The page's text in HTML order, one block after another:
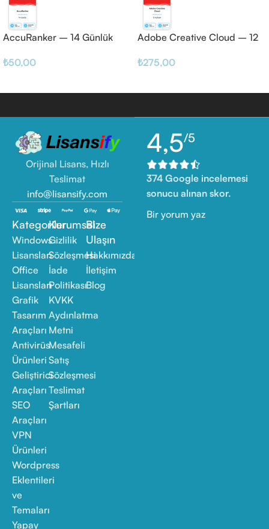
AccuRanker – 14 Günlük
₺50,00
Adobe Creative Cloud – 12
₺275,00
Orijinal Lisans, Hızlı
Teslimat
info@lisansify.com
Kategoriler
Windows
Lisansları
Office
Lisansları
Grafik
Tasarım
Araçları
Antivirüs
Ürünleri
Geliştirici
Araçları
SEO
Araçları
VPN
Ürünleri
Wordpress
Eklentileri
ve
Temaları
Yapay
Kurumsal
Gizlilik
Sözleşmesi
İade
Politikası
KVKK
Aydınlatma
Metni
Mesafeli
Satış
Sözleşmesi
Teslimat
Şartları
Bize
Ulaşın
Hakkımızda
İletişim
Blog
4,5/5
374 Google incelemesi
sonucu alınan skor.
Bir yorum yaz